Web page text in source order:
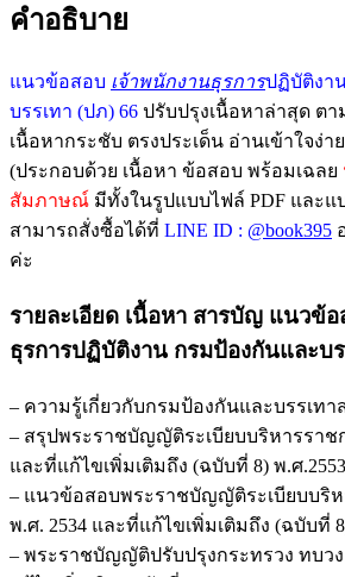
คำอธิบาย
แนวข้อสอบ เจ้าพนักงานธุรการปฏิบัติงา
บรรเทา (ปภ) 66 ปรับปรุงเนื้อหาล่าสุด ต
เนื้อหากระชับ ตรงประเด็น อ่านเข้าใจง่า
(ประกอบด้วย เนื้อหา ข้อสอบ พร้อมเฉลย
สัมภาษณ์ มีทั้งในรูปแบบไฟล์ PDF และแ
สามารถสั่งซื้อได้ที่ LINE ID : @book395
ค่ะ
รายละเอียด เนื้อหา สารบัญ แนวข้
ธุรการปฏิบัติงาน กรมป้องกันและบร
– ความรู้เกี่ยวกับกรมป้องกันและบรรเท
– สรุปพระราชบัญญัติระเบียบบริหารราช
และที่แก้ไขเพิ่มเติมถึง (ฉบับที่ 8) พ.ศ.2553
– แนวข้อสอบพระราชบัญญัติระเบียบบริ
พ.ศ. 2534 และที่แก้ไขเพิ่มเติมถึง (ฉบับที่
– พระราชบัญญัติปรับปรุงกระทรวง ทบวง